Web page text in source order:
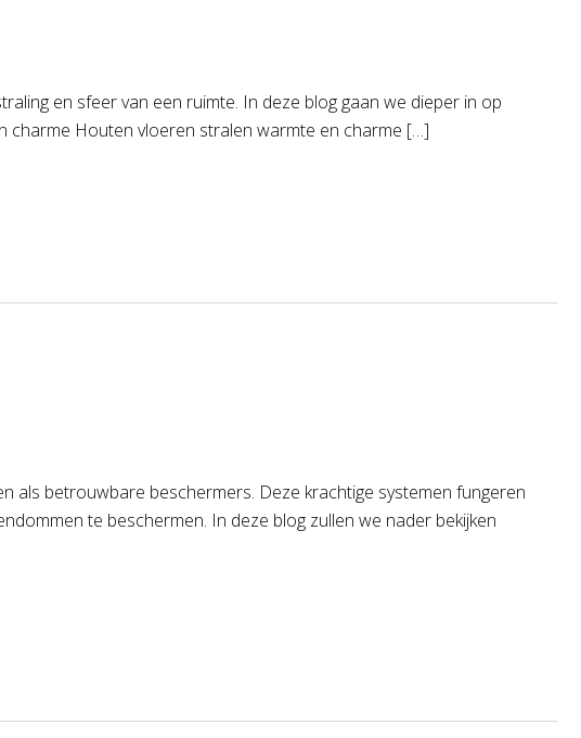
en sfeer van een ruimte. In deze blog gaan we dieper in op
charme Houten vloeren stralen warmte en charme […]
als betrouwbare beschermers. Deze krachtige systemen fungeren
te beschermen. In deze blog zullen we nader bekijken